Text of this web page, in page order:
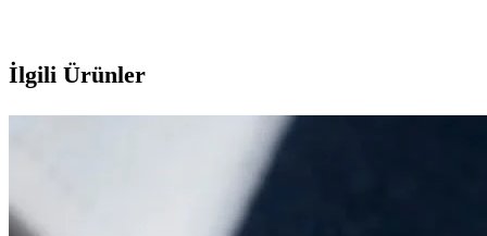
İlgili Ürünler